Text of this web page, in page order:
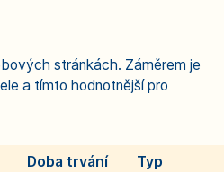
stránkách. Záměrem je
a tímto hodnotnější pro
Doba trvání Typ